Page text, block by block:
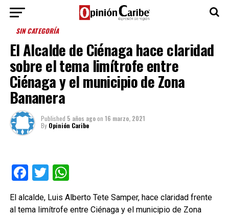
SIN CATEGORÍA
El Alcalde de Ciénaga hace claridad
sobre el tema limítrofe entre
Ciénaga y el municipio de Zona
Bananera
Published 5 años agoon 16 marzo, 2021
By Opinión Caribe
Facebook
TwitterWhatsApp
El alcalde, Luis Alberto Tete Samper, hace claridad frente
al tema limítrofe entre Ciénaga y el municipio de Zona